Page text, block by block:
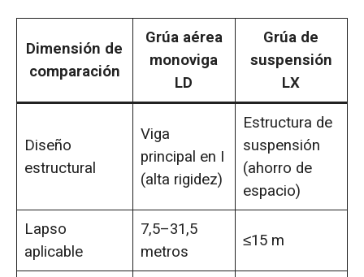
Dimensión de
comparación
Grúa aérea
monoviga
LD
Grúa de
suspensión
LX
Diseño
estructural
Viga
principal en I
(alta rigidez)
Estructura de
suspensión
(ahorro de
espacio)
Lapso
aplicable
7,5–31,5
metros
≤15 m